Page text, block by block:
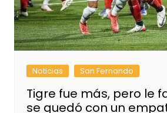
Noticias San Fernando
Tigre fue más, pero le
se quedó con un